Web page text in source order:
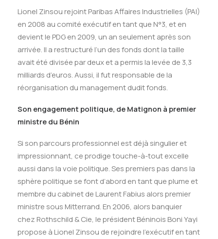
Lionel Zinsou rejoint Paribas Affaires Industrielles (PAI)
en 2008 au comité exécutif en tant que N°3, et en
devient le PDG en 2009, un an seulement après son
arrivée. Il a restructuré l’un des fonds dont la taille
avait été divisée par deux et a permis la levée de 3,3
milliards d’euros. Aussi, il fut responsable de la
réorganisation du management dudit fonds.
Son engagement politique, de Matignon à premier
ministre du Bénin
Si son parcours professionnel est déjà singulier et
impressionnant, ce prodige touche-à-tout excelle
aussi dans la voie politique. Ses premiers pas dans la
sphère politique se font d’abord en tant que plume et
membre du cabinet de Laurent Fabius alors premier
ministre sous Mitterrand. En 2006, alors banquier
chez Rothschild & Cie, le président Béninois Boni Yayi
propose à Lionel Zinsou de rejoindre l’exécutif en tant